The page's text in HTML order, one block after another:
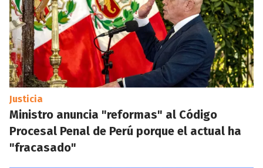
Justicia
Ministro anuncia "reformas" al Código
Procesal Penal de Perú porque el actual ha
"fracasado"